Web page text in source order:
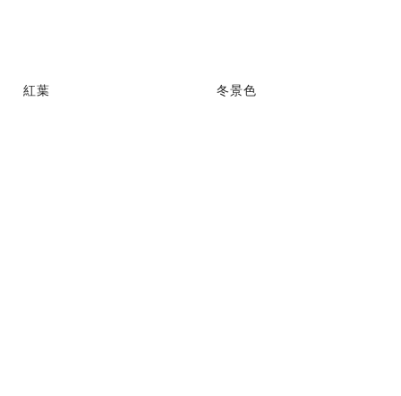
紅葉 冬景色